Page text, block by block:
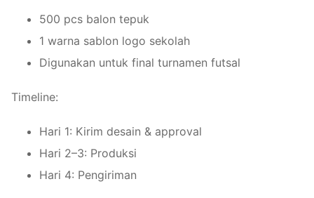
500 pcs balon tepuk
1 warna sablon logo sekolah
Digunakan untuk final turnamen futsal
Timeline:
Hari 1: Kirim desain & approval
Hari 2–3: Produksi
Hari 4: Pengiriman